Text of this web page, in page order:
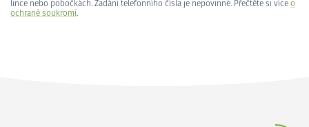
lince nebo pobočkách. Zadání telefonního čísla je nepovinné. Přečtěte si více o
ochraně soukromí.